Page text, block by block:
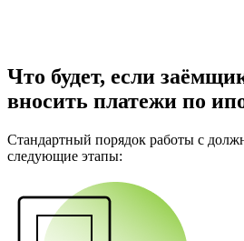
Что будет, если
вносить платежи по
Стандартный порядок работы с
следующие этапы: